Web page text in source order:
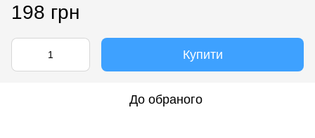
198 грн
Купити
До обраного